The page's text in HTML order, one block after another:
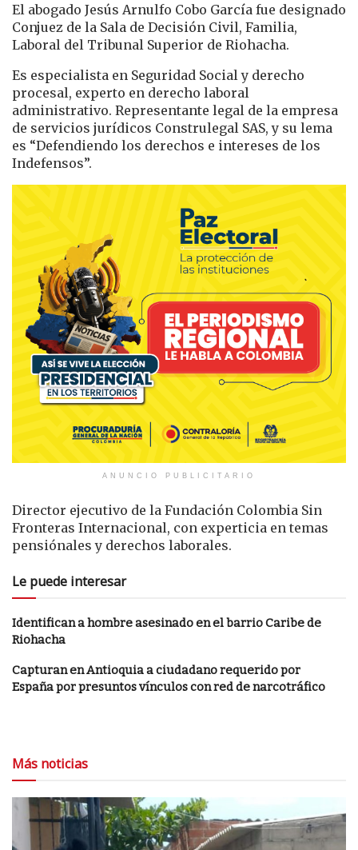
El abogado Jesús Arnulfo Cobo García fue designado
Conjuez de la Sala de Decisión Civil, Familia,
Laboral del Tribunal Superior de Riohacha.
Es especialista en Seguridad Social y derecho
procesal, experto en derecho laboral
administrativo. Representante legal de la empresa
de servicios jurídicos Construlegal SAS, y su lema
es “Defendiendo los derechos e intereses de los
Indefensos”.
ANUNCIO PUBLICITARIO
Director ejecutivo de la Fundación Colombia Sin
Fronteras Internacional, con experticia en temas
pensiónales y derechos laborales.
Le puede interesar
Identifican a hombre asesinado en el barrio Caribe de
Riohacha
Capturan en Antioquia a ciudadano requerido por
España por presuntos vínculos con red de narcotráfico
Más noticias